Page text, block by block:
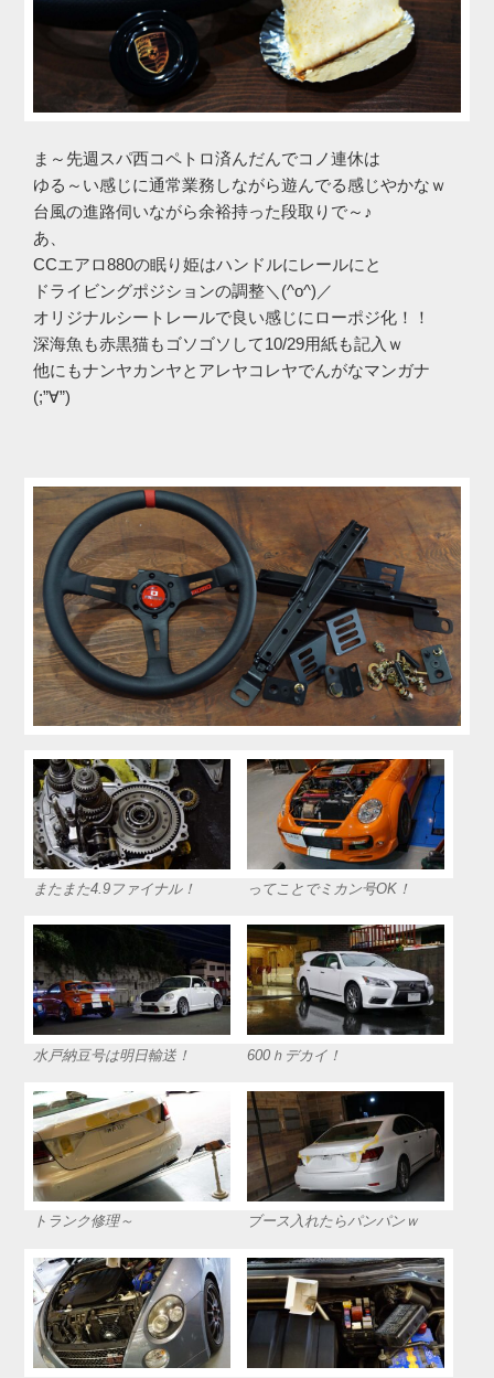
ま～先週スパ西コペトロ済んだんでコノ連休は
ゆる～い感じに通常業務しながら遊んでる感じやかなｗ
台風の進路伺いながら余裕持った段取りで～♪
あ、
CCエアロ880の眠り姫はハンドルにレールにと
ドライビングポジションの調整＼(^o^)／
オリジナルシートレールで良い感じにローポジ化！！
深海魚も赤黒猫もゴソゴソして10/29用紙も記入ｗ
他にもナンヤカンヤとアレヤコレヤでんがなマンガナ
(;”∀”)
またまた4.9ファイナル！ ってことでミカン号OK！
水戸納豆号は明日輸送！ 600ｈデカイ！
トランク修理～ ブース入れたらパンパンｗ